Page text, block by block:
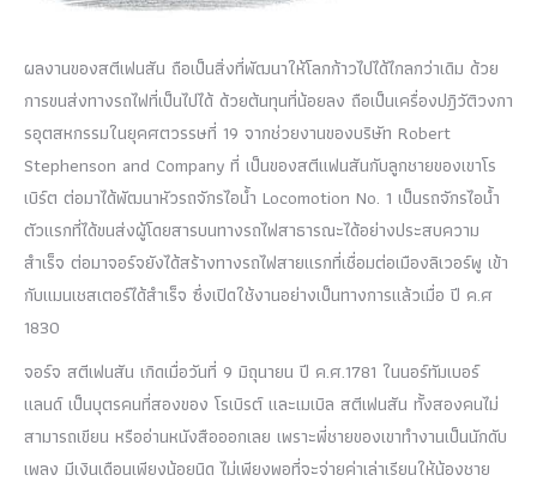
ผลงานของสตีเฟนสัน ถือเป็นสิ่งที่พัฒนาให้โลกก้าวไปได้ไกลกว่าเดิม ด้วย
การขนส่งทางรถไฟที่เป็นไปได้ ด้วยต้นทุนที่น้อยลง ถือเป็นเครื่องปฎิวัติวงกา
รอุตสหกรรมในยุคศตวรรษที่ 19 จากช่วยงานของบริษัท Robert
Stephenson and Company ที่ เป็นของสตีแฟนสันกับลูกชายของเขาโร
เบิร์ต ต่อมาได้พัฒนาหัวรถจักรไอน้ำ Locomotion No. 1 เป็นรถจักรไอน้ำ
ตัวแรกที่ได้ขนส่งผู้โดยสารบนทางรถไฟสาธารณะได้อย่างประสบความ
สำเร็จ ต่อมาจอร์จยังได้สร้างทางรถไฟสายแรกที่เชื่อมต่อเมืองลิเวอร์พู เข้า
กับแมนเชสเตอร์ได้สำเร็จ ซึ่งเปิดใช้งานอย่างเป็นทางการแล้วเมื่อ ปี ค.ศ
1830
จอร์จ สตีเฟนสัน เกิดเมื่อวันที่ 9 มิถุนายน ปี ค.ศ.1781 ในนอร์ทัมเบอร์
แลนด์ เป็นบุตรคนที่สองของ โรเบิรต์ และเมเบิล สตีเฟนสัน ทั้งสองคนไม่
สามารถเขียน หรืออ่านหนังสือออกเลย เพราะพี่ชายของเขาทำงานเป็นนักดับ
เพลง มีเงินเดือนเพียงน้อยนิด ไม่เพียงพอที่จะจ่ายค่าเล่าเรียนให้น้องชาย